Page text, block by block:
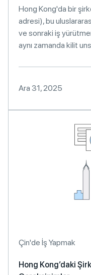
Hong Kong'da bir
adresi), bu
ve sonraki iş
aynı zamanda kilit
Ara 31, 2025
Çin'de İş Yapmak
Hong Kong’daki